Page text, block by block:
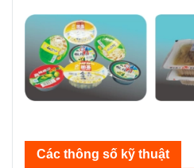
Các thông số kỹ thuật